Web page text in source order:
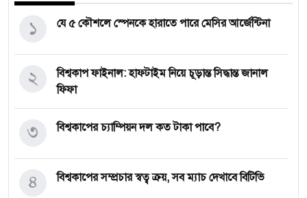
যে ৫ কৌশলে স্পেনকে হারাতে পারে মেসির আর্জেন্টিনা
১
বিশ্বকাপ ফাইনাল: হাফটাইম নিয়ে চূড়ান্ত সিদ্ধান্ত জানাল
ফিফা
২
বিশ্বকাপের চ্যাম্পিয়ন দল কত টাকা পাবে?
৩
বিশ্বকাপের সম্প্রচার স্বত্ব ক্রয়, সব ম্যাচ দেখাবে বিটিভি
৪